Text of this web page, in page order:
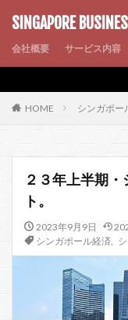
SINGAPORE
会社概要 サービス内容
HOME シンガポー
２３年上半期
ト。
2023年9月9日
シンガポール経済,
AMP SEO PWA